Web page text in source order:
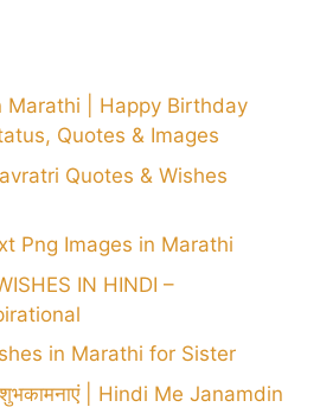
Marathi | Happy Birthday
Quotes & Images
Quotes & Wishes
Png Images in Marathi
IN HINDI –
in Marathi for Sister
शुभकामनाएं | Hindi Me Janamdin